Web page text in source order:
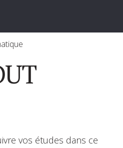
vos études dans ce